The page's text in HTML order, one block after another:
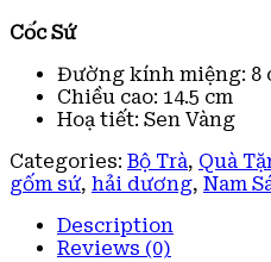
Cốc Sứ
Đường kính miệng: 8
Chiều cao: 14.5 cm
Hoạ tiết: Sen Vàng
Categories: Bộ Trà, Quà
gốm sứ, hải dương, Nam
Description
Reviews (0)